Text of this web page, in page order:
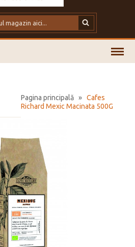
Pagina principală » Cafes
Richard Mexic Macinata 500G